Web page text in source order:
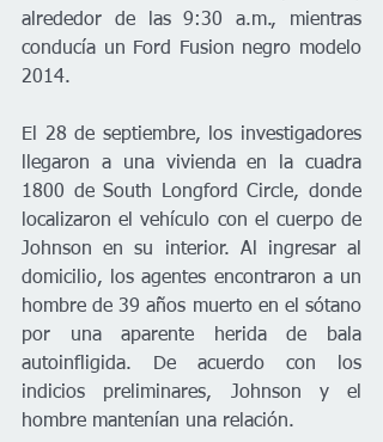
alrededor de las 9:30 a.m., mientras
conducía un Ford Fusion negro modelo
2014.
El 28 de septiembre, los investigadores
llegaron a una vivienda en la cuadra
1800 de South Longford Circle, donde
localizaron el vehículo con el cuerpo de
Johnson en su interior. Al ingresar al
domicilio, los agentes encontraron a un
hombre de 39 años muerto en el sótano
por una aparente herida de bala
autoinfligida. De acuerdo con los
indicios preliminares, Johnson y el
hombre mantenían una relación.